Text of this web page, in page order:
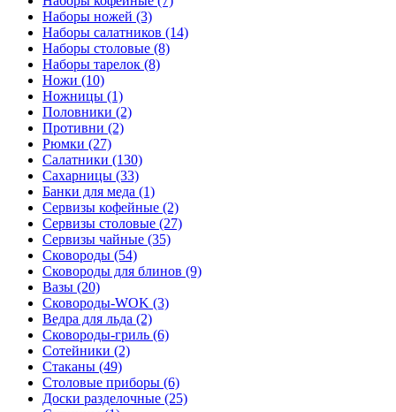
Наборы ножей (3)
Наборы салатников (14)
Наборы столовые (8)
Наборы тарелок (8)
Ножи (10)
Ножницы (1)
Половники (2)
Противни (2)
Рюмки (27)
Салатники (130)
Сахарницы (33)
Банки для меда (1)
Сервизы кофейные (2)
Сервизы столовые (27)
Сервизы чайные (35)
Сковороды (54)
Сковороды для блинов (9)
Вазы (20)
Сковороды-WOK (3)
Ведра для льда (2)
Сковороды-гриль (6)
Сотейники (2)
Стаканы (49)
Столовые приборы (6)
Доски разделочные (25)